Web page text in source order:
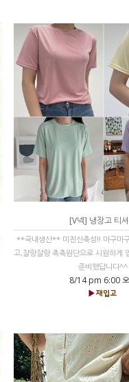
[V넥] 냉장고 티
**국내생산** 미친신축성!! 마구마
고,찰랑찰랑 촉촉원단으로 시원하게
준비했답니다^^
8/14 pm 6:00